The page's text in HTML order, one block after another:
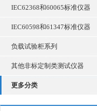
IEC62368和60065标准仪器
IEC60598和61347标准仪器
负载试验柜系列
其他非标定制类测试仪器
更多分类